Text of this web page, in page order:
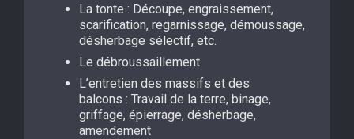
La tonte : Découpe, engraissement,
scarification, regarnissage, démoussage,
désherbage sélectif, etc.
Le débroussaillement
L’entretien des massifs et des
balcons : Travail de la terre, binage,
griffage, épierrage, désherbage,
amendement